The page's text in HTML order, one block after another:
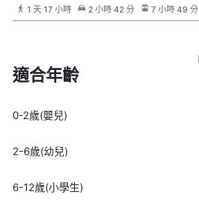
1 天 17 小時
2 小時 42 分 7 小時 49 分
適合年齡
0-2歲(嬰兒)
2-6歲(幼兒)
6-12歲(小學生)